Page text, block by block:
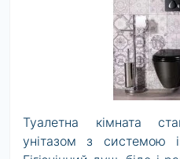
Туалетна кімната
унітазом з системою